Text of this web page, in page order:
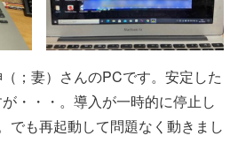
；妻）さんのPCです。安定した
・・・。導入が一時的に停止し
でも再起動して問題なく動きまし